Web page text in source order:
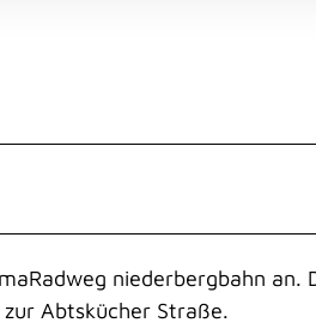
niederbergbahn an.
Abtskücher Straße.